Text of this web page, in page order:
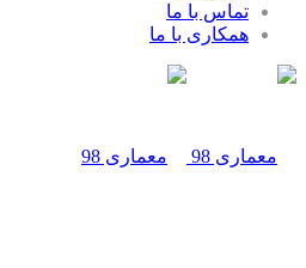
تماس با ما
همکاری با ما